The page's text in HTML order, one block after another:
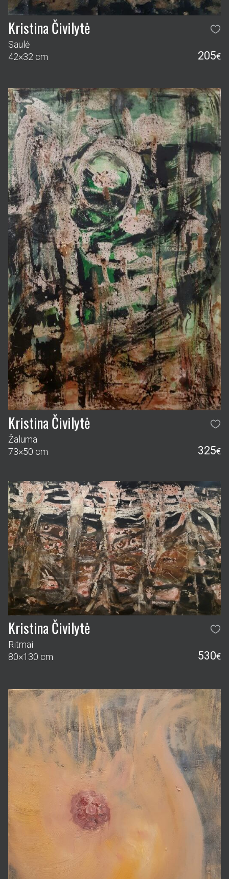
Kristina Čivilytė
Saulė
42×32 cm
205€
Kristina Čivilytė
Žaluma
73×50 cm
325€
Kristina Čivilytė
Ritmai
80×130 cm
530€